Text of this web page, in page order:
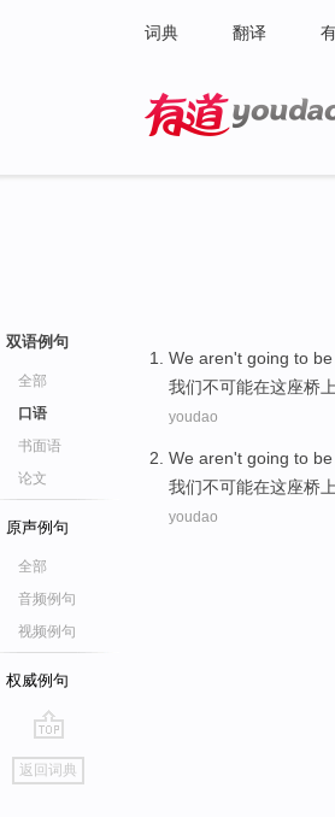
词典 翻译
双语例句
全部
口语
书面语
论文
原声例句
全部
音频例句
视频例句
权威例句
go
top
返回词典
We aren't going to
我们不可能在这座桥
youdao
We aren't going to
我们不可能在这座桥
youdao